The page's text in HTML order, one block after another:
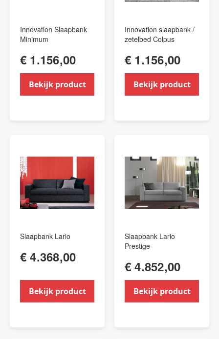
Innovation Slaapbank
Minimum
€ 1.156,00
Bekijk product
Innovation slaapbank /
zetelbed Colpus
€ 1.156,00
Bekijk product
Slaapbank Lario
€ 4.368,00
Bekijk product
Slaapbank Lario
Prestige
€ 4.852,00
Bekijk product